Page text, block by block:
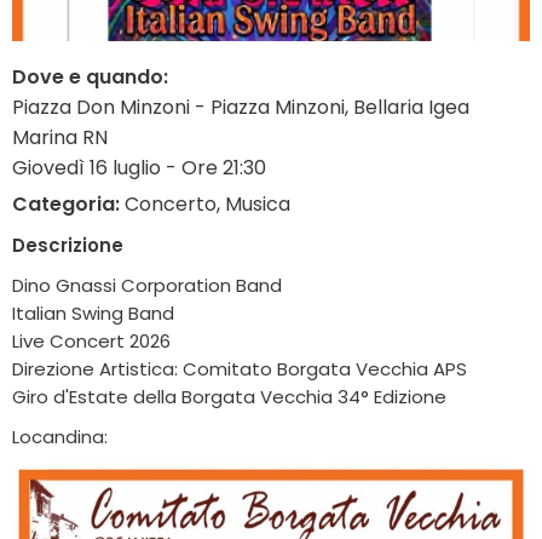
Dove e quando:
Piazza Don Minzoni - Piazza Minzoni, Bellaria Igea
Marina RN
Giovedì 16 luglio - Ore 21:30
Categoria:Concerto, Musica
Descrizione
Dino Gnassi Corporation Band
Italian Swing Band
Live Concert 2026
Direzione Artistica: Comitato Borgata Vecchia APS
Giro d'Estate della Borgata Vecchia 34° Edizione
Locandina: